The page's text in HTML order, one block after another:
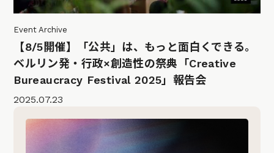
Event Archive
【8/5開催】「公共」は、もっと面白くできる。
ベルリン発・行政×創造性の祭典「Creative
Bureaucracy Festival 2025」報告会
2025.07.23